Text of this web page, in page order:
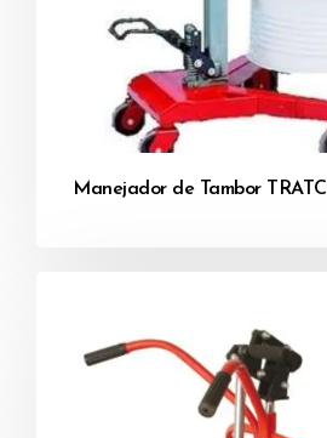
Manejador de Tambor TRATC